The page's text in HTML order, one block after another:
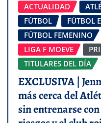
ACTUALIDAD
FÚTBOL
FÚTBOL
FÚTBOL FEMENINO
LIGA F MOEVE
TITULARES DEL DÍA
EXCLUSIVA |
más cerca del
sin entrenarse